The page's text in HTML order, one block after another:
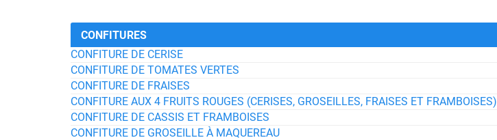
CONFITURES
CONFITURE DE CERISE
CONFITURE DE TOMATES VERTES
CONFITURE DE FRAISES
CONFITURE AUX 4 FRUITS ROUGES (CERISES, GROSEILLES, FRAISES ET FRAMBOISES)
CONFITURE DE CASSIS ET FRAMBOISES
CONFITURE DE GROSEILLE À MAQUEREAU